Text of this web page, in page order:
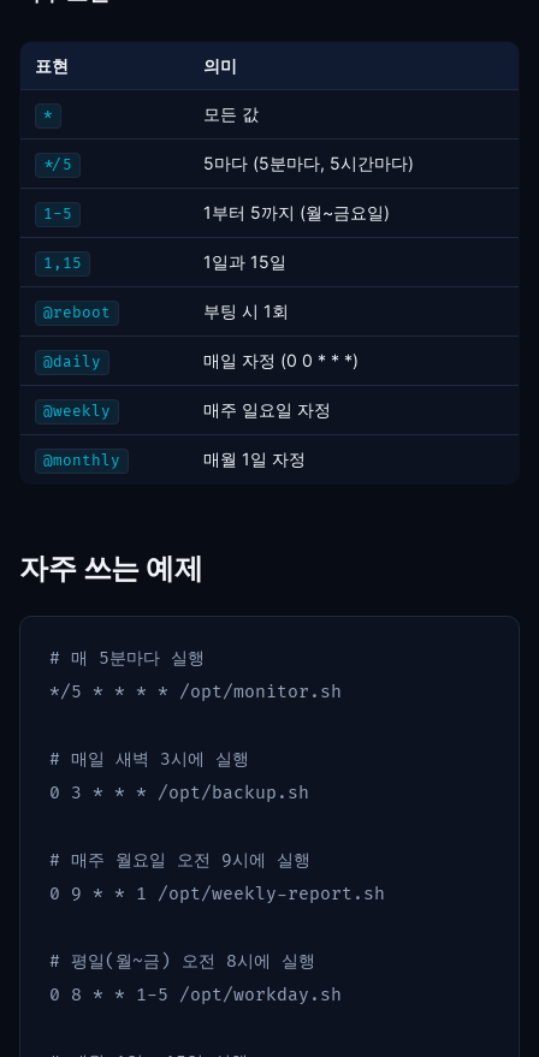
표현 의미
* 모든 값
*/5 5마다 (5분마다, 5시간마다)
1-5 1부터 5까지 (월~금요일)
1,15 1일과 15일
@reboot 부팅 시 1회
@daily 매일 자정 (0 0 * * *)
@weekly 매주 일요일 자정
@monthly 매월 1일 자정
자주 쓰는 예제
# 매 5분마다 실행
*/5 * * * * /opt/monitor.sh
# 매일 새벽 3시에 실행
0 3 * * * /opt/backup.sh
# 매주 월요일 오전 9시에 실행
0 9 * * 1 /opt/weekly-report.sh
# 평일(월~금) 오전 8시에 실행
0 8 * * 1-5 /opt/workday.sh